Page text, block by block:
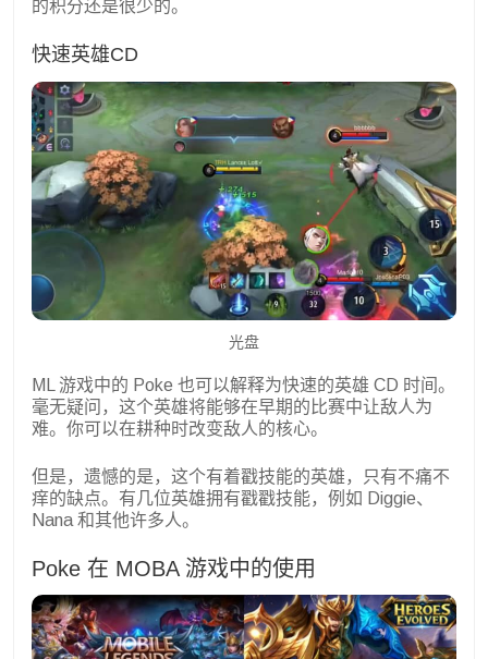
的积分还是很少的。
快速英雄CD
光盘
ML 游戏中的 Poke 也可以解释为快速的英雄 CD 时间。
毫无疑问，这个英雄将能够在早期的比赛中让敌人为
难。你可以在耕种时改变敌人的核心。
但是，遗憾的是，这个有着戳技能的英雄，只有不痛不
痒的缺点。有几位英雄拥有戳戳技能，例如 Diggie、
Nana 和其他许多人。
Poke 在 MOBA 游戏中的使用